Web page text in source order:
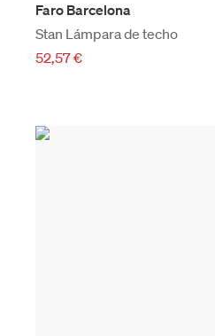
Faro Barcelona
Stan Lámpara de techo
52,57 €